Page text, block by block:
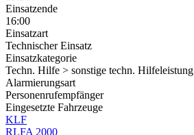
Einsatzende
16:00
Einsatzart
Technischer Einsatz
Einsatzkategorie
Techn. Hilfe > sonstige techn. Hilfeleistung
Alarmierungsart
Personenrufempfänger
Eingesetzte Fahrzeuge
KLF
RLFA 2000